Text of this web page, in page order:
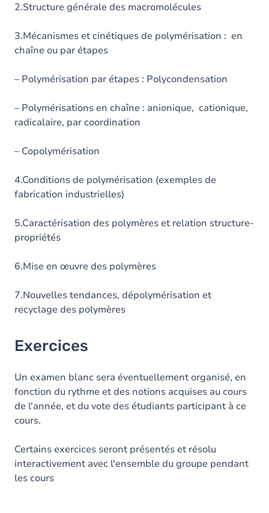
2.Structure générale des macromolécules
3.Mécanismes et cinétiques de polymérisation : en
chaîne ou par étapes
– Polymérisation par étapes : Polycondensation
– Polymérisations en chaîne : anionique, cationique,
radicalaire, par coordination
– Copolymérisation
4.Conditions de polymérisation (exemples de
fabrication industrielles)
5.Caractérisation des polymères et relation structure-
propriétés
6.Mise en œuvre des polymères
7.Nouvelles tendances, dépolymérisation et
recyclage des polymères
Exercices
Un examen blanc sera éventuellement organisé, en
fonction du rythme et des notions acquises au cours
de l'année, et du vote des étudiants participant à ce
cours.
Certains exercices seront présentés et résolu
interactivement avec l'ensemble du groupe pendant
les cours